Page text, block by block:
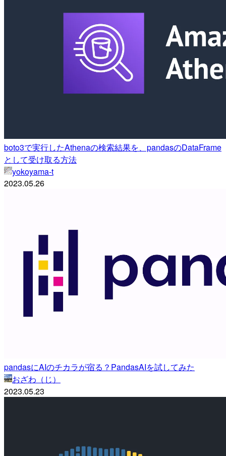
boto3で実行したAthenaの検索結果を、pandasのDataFrame
として受け取る方法
yokoyama-t
2023.05.26
pandasにAIのチカラが宿る？PandasAIを試してみた
おざわ（じ）
2023.05.23